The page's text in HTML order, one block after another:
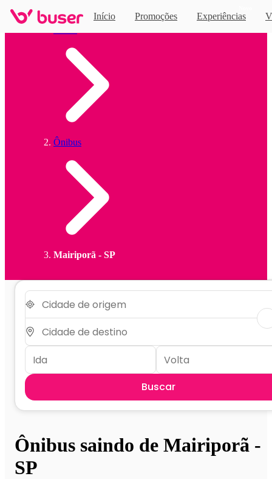
Início Promoções Experiências
Ônibus
Mairiporã - SP
Buscar
Ônibus saindo de Mairiporã -
SP